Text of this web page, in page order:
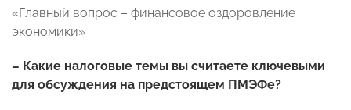
«Главный вопрос – финансовое оздоровление
экономики»
– Какие налоговые темы вы считаете ключевыми
для обсуждения на предстоящем ПМЭФе?